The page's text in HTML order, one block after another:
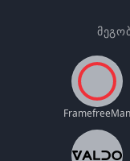
FramefreeMan